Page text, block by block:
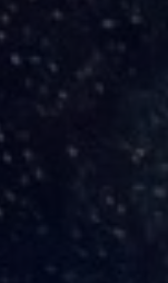
2017
Mp3
a sólo 18
es una
por
un
Esta es…